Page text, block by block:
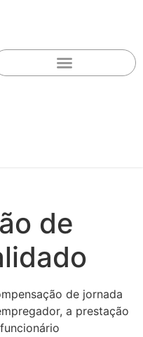
de
de jornada
a prestação